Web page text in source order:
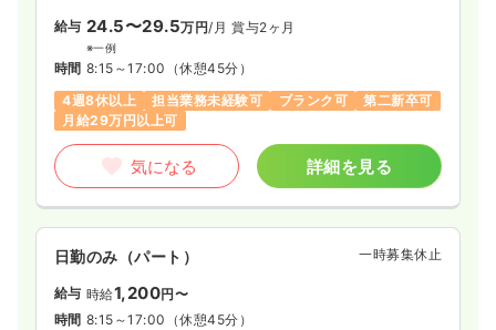
給与 24.5〜29.5万円/月 賞与2ヶ月
※一例
時間 8:15～17:00 （休憩45分）
4週8休以上
担当業務未経験可 ブランク可
第二新卒可
月給29万円以上可
気になる 詳細を見る
日勤のみ（パート） 一時募集休止
給与 時給1,200円〜
時間 8:15～17:00 （休憩45分）